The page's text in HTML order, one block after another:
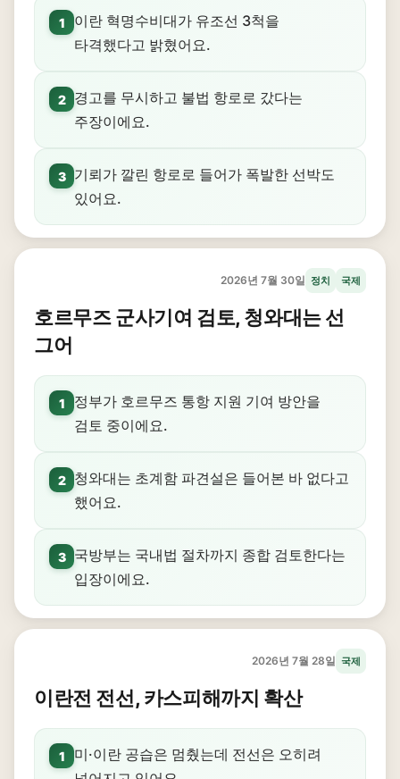
1
이란 혁명수비대가 유조선 3척을
타격했다고 밝혔어요.
2
경고를 무시하고 불법 항로로 갔다는
주장이에요.
3
기뢰가 깔린 항로로 들어가 폭발한 선박도
있어요.
2026년 7월 30일 정치 국제
호르무즈 군사기여 검토, 청와대는 선
그어
1
정부가 호르무즈 통항 지원 기여 방안을
검토 중이에요.
2
청와대는 초계함 파견설은 들어본 바 없다고
했어요.
3
국방부는 국내법 절차까지 종합 검토한다는
입장이에요.
2026년 7월 28일 국제
이란전 전선, 카스피해까지 확산
1
미·이란 공습은 멈췄는데 전선은 오히려